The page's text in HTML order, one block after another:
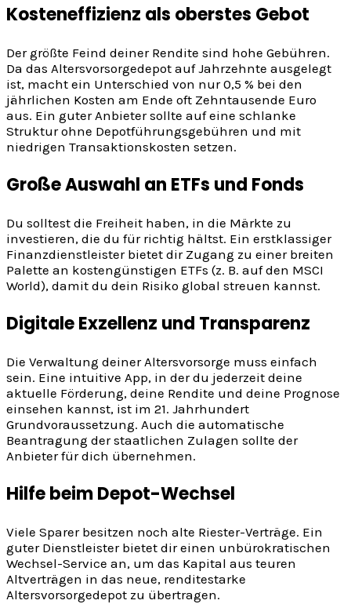
Kosteneffizienz als oberstes Gebot
Der größte Feind deiner Rendite sind hohe Gebühren.
Da das Altersvorsorgedepot auf Jahrzehnte ausgelegt
ist, macht ein Unterschied von nur 0,5 % bei den
jährlichen Kosten am Ende oft Zehntausende Euro
aus. Ein guter Anbieter sollte auf eine schlanke
Struktur ohne Depotführungsgebühren und mit
niedrigen Transaktionskosten setzen.
Große Auswahl an ETFs und Fonds
Du solltest die Freiheit haben, in die Märkte zu
investieren, die du für richtig hältst. Ein erstklassiger
Finanzdienstleister bietet dir Zugang zu einer breiten
Palette an kostengünstigen ETFs (z. B. auf den MSCI
World), damit du dein Risiko global streuen kannst.
Digitale Exzellenz und Transparenz
Die Verwaltung deiner Altersvorsorge muss einfach
sein. Eine intuitive App, in der du jederzeit deine
aktuelle Förderung, deine Rendite und deine Prognose
einsehen kannst, ist im 21. Jahrhundert
Grundvoraussetzung. Auch die automatische
Beantragung der staatlichen Zulagen sollte der
Anbieter für dich übernehmen.
Hilfe beim Depot-Wechsel
Viele Sparer besitzen noch alte Riester-Verträge. Ein
guter Dienstleister bietet dir einen unbürokratischen
Wechsel-Service an, um das Kapital aus teuren
Altverträgen in das neue, renditestarke
Altersvorsorgedepot zu übertragen.